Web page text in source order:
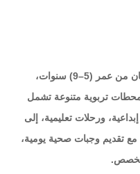
ويمتد النادي لمدة شهرين، ويستهدف الفتيان من عمر (5–9) سنوات،
ويتضمن محطات تربوية متنوعة تشمل
ورحلات تعليمية، إلى
مع تقديم وجبات صحية يومية،